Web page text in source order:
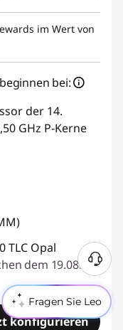
Fragen Sie Leo
im Wert von
bei:
der 14.
GHz P-Kerne
TLC Opal
dem 19.08.
konfigurieren